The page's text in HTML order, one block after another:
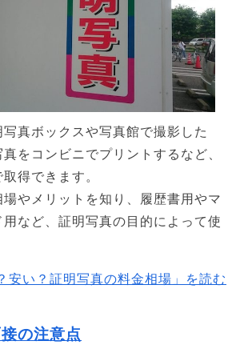
真ボックスや写真館で撮影した
をコンビニでプリントするなど、
得できます。
やメリットを知り、履歴書用やマ
など、証明写真の目的によって使
安い？証明写真の料金相場」を読む
の注意点